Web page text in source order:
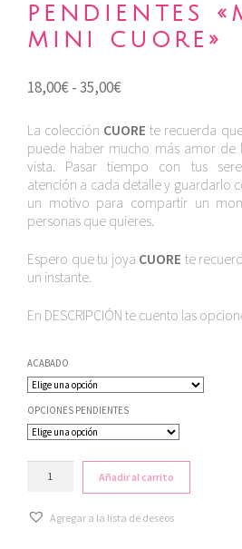
PENDIENTES
MINI CUORE»
18,00€-35,00€Rango
precios:
desde
18,00€
hasta
35,00€
La colección CUORE te recuerda
puede haber mucho más amor de
vista. Pasar tiempo con tus
atención a cada detalle y guardarlo
un motivo para compartir un
personas que quieres.
Espero que tu joya CUORE te
un instante.
En DESCRIPCIÓN te cuento las
ACABADO
OPCIONES PENDIENTES
CUORE"
Añadir al carrito
Agregar a la lista de deseos